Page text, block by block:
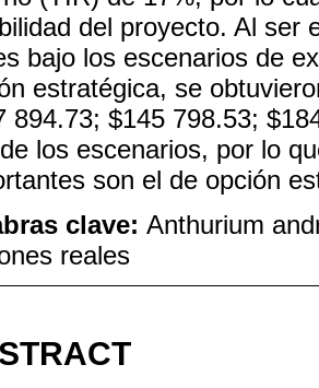
del proyecto. Al ser
bajo los escenarios de
estratégica, se
894.73; $145 798.53;
los escenarios, por lo
son el de opción
clave: Anthurium
reales